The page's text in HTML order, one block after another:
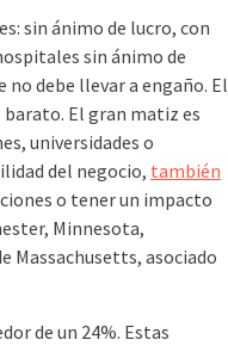
sin ánimo de lucro, con
sin ánimo de
no debe llevar a engaño. El
barato. El gran matiz es
universidades o
del negocio, también
o tener un impacto
Minnesota,
Massachusetts, asociado
de un 24%. Estas